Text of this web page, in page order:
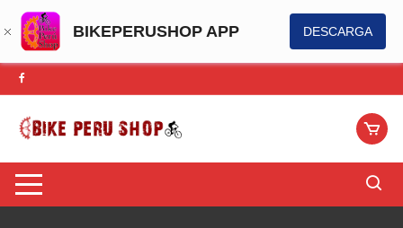
BIKEPERUSHOP APP DESCARGA
Saltar
al
contenido